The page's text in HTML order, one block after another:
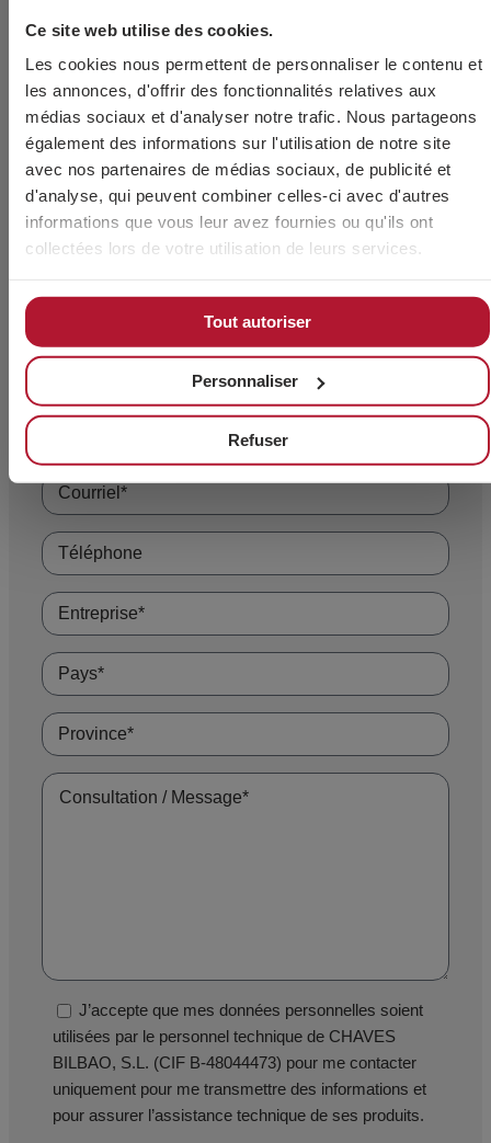
Ce site web utilise des cookies.
Les cookies nous permettent de personnaliser le contenu et
les annonces, d'offrir des fonctionnalités relatives aux
médias sociaux et d'analyser notre trafic. Nous partageons
également des informations sur l'utilisation de notre site
avec nos partenaires de médias sociaux, de publicité et
d'analyse, qui peuvent combiner celles-ci avec d'autres
informations que vous leur avez fournies ou qu'ils ont
collectées lors de votre utilisation de leurs services.
Tout autoriser
Personnaliser
Refuser
DIN 6921 8.8 ZP ISO 1665
VIS À TÊTE HEXAGONALE À EMBASE CRANTÉ AVEC
Avez-vous besoin de plus
d'informations?
J’accepte que mes données personnelles soient
utilisées par le personnel technique de CHAVES
BILBAO, S.L. (CIF B-48044473) pour me contacter
uniquement pour me transmettre des informations et
pour assurer l’assistance technique de ses produits.